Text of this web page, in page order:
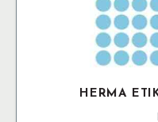
HERMA